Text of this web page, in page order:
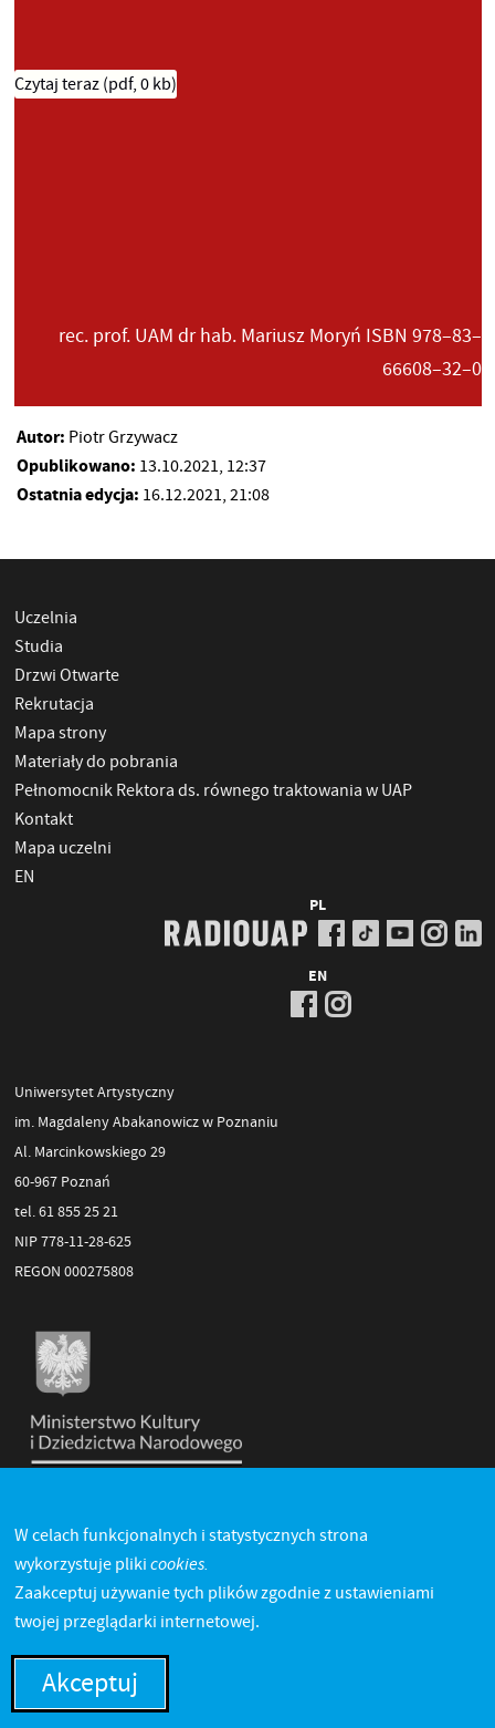
Czytaj teraz (pdf, 0 kb)
rec. prof. UAM dr hab. Mariusz Moryń ISBN 978–83–
66608–32–0
Autor: Piotr Grzywacz
Opublikowano: 13.10.2021, 12:37
Ostatnia edycja: 16.12.2021, 21:08
Uczelnia
Studia
Drzwi Otwarte
Rekrutacja
Mapa strony
Materiały do pobrania
Pełnomocnik Rektora ds. równego traktowania w UAP
Kontakt
Mapa uczelni
EN
PL
EN
Uniwersytet Artystyczny
im. Magdaleny Abakanowicz w Poznaniu
Al. Marcinkowskiego 29
60-967 Poznań
tel. 61 855 25 21
NIP 778-11-28-625
REGON 000275808
W celach funkcjonalnych i statystycznych strona
wykorzystuje pliki cookies.
Zaakceptuj używanie tych plików zgodnie z ustawieniami
twojej przeglądarki internetowej.
Akceptuj